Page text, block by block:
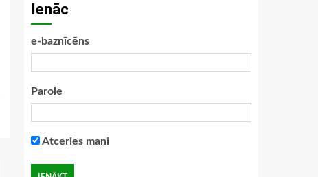
Ienāc
e-baznīcēns
Parole
Atceries mani